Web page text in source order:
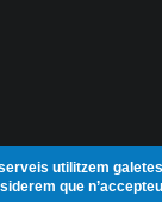
utilitzem
que